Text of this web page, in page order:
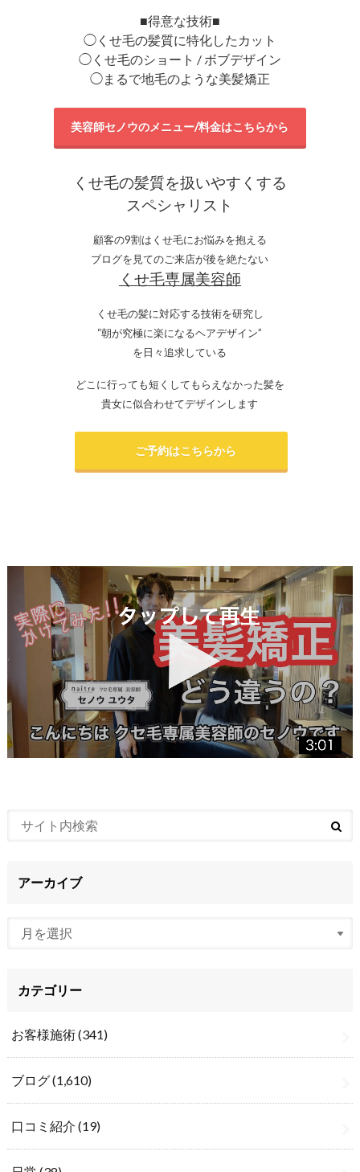
■得意な技術■
◯くせ毛の髪質に特化したカット
◯くせ毛のショート / ボブデザイン
◯まるで地毛のような美髪矯正
美容師セノウのメニュー/料金はこちらから
くせ毛の髪質を扱いやすくする
スペシャリスト
顧客の9割はくせ毛にお悩みを抱える
ブログを見てのご来店が後を絶たない
くせ毛専属美容師
くせ毛の髪に対応する技術を研究し
“朝が究極に楽になるヘアデザイン”
を日々追求している
どこに行っても短くしてもらえなかった髪を
貴女に似合わせてデザインします
ご予約はこちらから
アーカイブ
カテゴリー
お客様施術(341)
ブログ(1,610)
口コミ紹介 (19)